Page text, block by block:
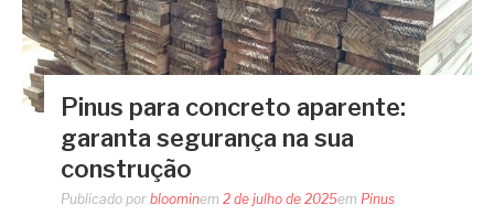
Pinus para concreto aparente:
garanta segurança na sua
construção
Publicado por bloominem 2 de julho de 2025em Pinus